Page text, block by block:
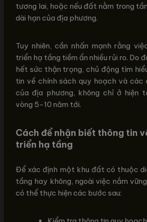
tương lai, hoặc nếu đất nằm trong
dài hạn của địa phương.
Tuy nhiên, cần nhấn mạnh rằng
triển hạ tầng tiềm ẩn nhiều rủi ro. Do
hết sức thận trọng, chủ động tìm
tin về chính sách quy hoạch và các
của địa phương, không chỉ ở hiện
vòng 5-10 năm tới.
Cách để nhận biết thông tin
triển hạ tầng
Để xác định một khu đất có thuộc
tầng hay không, ngoài việc nắm
có thể thực hiện các bước sau: